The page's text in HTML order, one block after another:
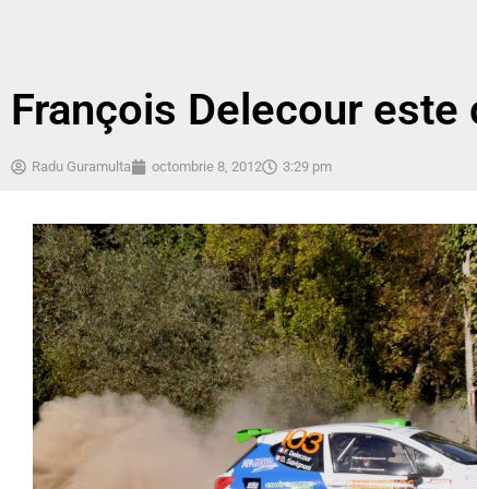
François Delecour
Radu Guramulta octombrie 8, 2012 3:29 pm